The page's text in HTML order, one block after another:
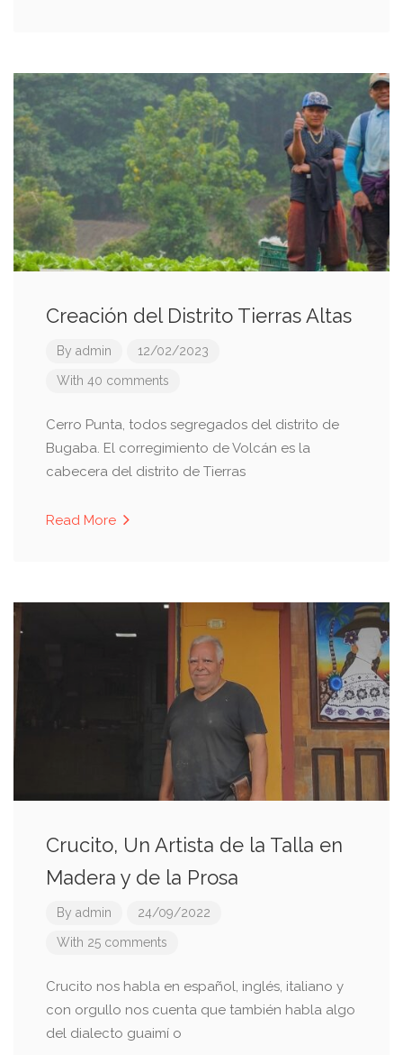
Creación del Distrito Tierras Altas
By admin 12/02/2023
With 40 comments
Cerro Punta, todos segregados del distrito de
Bugaba. El corregimiento de Volcán es la
cabecera del distrito de Tierras
Read More
Crucito, Un Artista de la Talla en
Madera y de la Prosa
By admin 24/09/2022
With 25 comments
Crucito nos habla en español, inglés, italiano y
con orgullo nos cuenta que también habla algo
del dialecto guaimí o